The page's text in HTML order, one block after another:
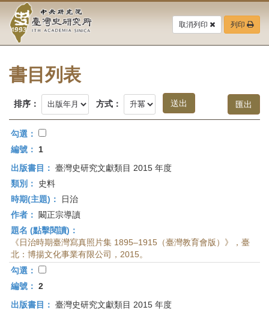
要
中
央
研
究
院-
臺
灣
史
研
究
所-
首
頁
取消列印 列印
書目列表
排序： 方式：
勾選：
編號：
1
出版書目： 臺灣史研究文獻類目 2015 年度
類別：
史料
時期(主題)：
日治
作者：
闞正宗導讀
題名 (點擊閱讀)：
《日治時期臺灣寫真照片集 1895–1915（臺灣教育會版）》，臺
北：博揚文化事業有限公司，2015。
勾選：
編號： 2
出版書目： 臺灣史研究文獻類目 2015 年度